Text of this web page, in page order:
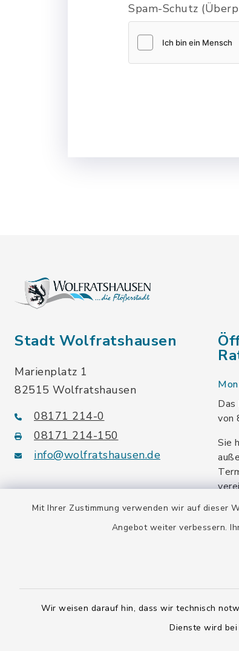
Mit Ihrer Zustimmung verwenden wir auf dieser
Angebot weiter verbessern.
Wir weisen darauf hin, dass wir technisch
Dienste wird
Spam-Schutz
Stadt Wolfratshausen
Marienplatz 1
82515 Wolfratshausen
08171 214-0
08171 214-150
info@wolfratshausen.de
von
Sie